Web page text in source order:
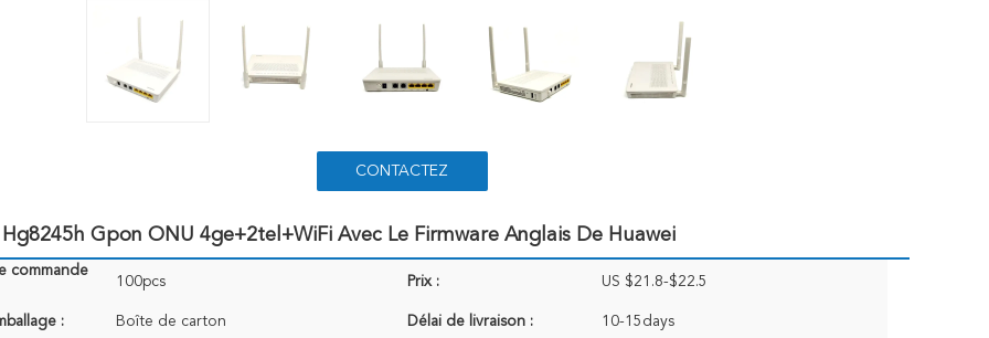
CONTACTEZ
Gpon ONU 4ge+2tel+WiFi Avec Le Firmware Anglais De Huawei
commande
100pcs Prix : US $21.8-$22.5
: Boîte de carton Délai de livraison : 10-15days